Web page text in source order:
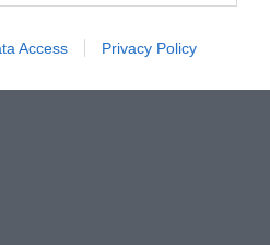
Access Privacy Policy
uso
gratuitos